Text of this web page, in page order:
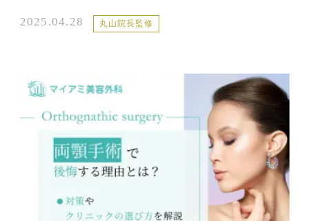
2025.04.28 丸山院長監修